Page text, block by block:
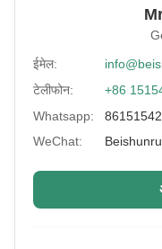
ईमेल:
टेलीफोन:
+86
Whatsapp:
WeChat: